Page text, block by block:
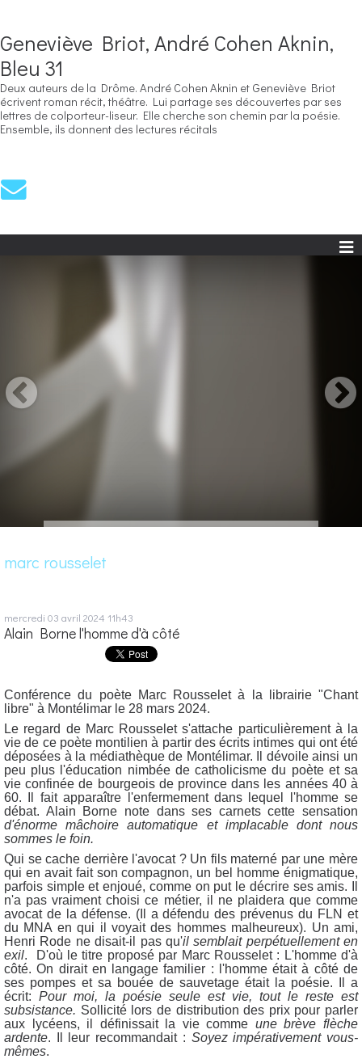
Geneviève Briot, André Cohen Aknin,
Bleu 31
Deux auteurs de la Drôme. André Cohen Aknin et Geneviève Briot
écrivent roman récit, théâtre. Lui partage ses découvertes par ses
lettres de colporteur-liseur. Elle cherche son chemin par la poésie.
Ensemble, ils donnent des lectures récitals
marc rousselet
mercredi 03 avril 2024 11h43
Alain Borne l'homme d'à côté
Conférence du poète Marc Rousselet à la librairie "Chant
libre" à Montélimar le 28 mars 2024.
Le regard de Marc Rousselet s'attache particulièrement à la
vie de ce poète montilien à partir des écrits intimes qui ont été
déposées à la médiathèque de Montélimar. Il dévoile ainsi un
peu plus l'éducation nimbée de catholicisme du poète et sa
vie confinée de bourgeois de province dans les années 40 à
60. Il fait apparaître l'enfermement dans lequel l'homme se
débat. Alain Borne note dans ses carnets cette sensation
d'énorme mâchoire automatique et implacable dont nous
sommes le foin.
Qui se cache derrière l'avocat ? Un fils materné par une mère
qui en avait fait son compagnon, un bel homme énigmatique,
parfois simple et enjoué, comme on put le décrire ses amis. Il
n'a pas vraiment choisi ce métier, il ne plaidera que comme
avocat de la défense. (Il a défendu des prévenus du FLN et
du MNA en qui il voyait des hommes malheureux). Un ami,
Henri Rode ne disait-il pas qu'il semblait perpétuellement en
exil. D'où le titre proposé par Marc Rousselet : L'homme d'à
côté. On dirait en langage familier : l'homme était à côté de
ses pompes et sa bouée de sauvetage était la poésie. Il a
écrit: Pour moi, la poésie seule est vie, tout le reste est
subsistance. Sollicité lors de distribution des prix pour parler
aux lycéens, il définissait la vie comme une brève flèche
ardente. Il leur recommandait : Soyez impérativement vous-
mêmes.